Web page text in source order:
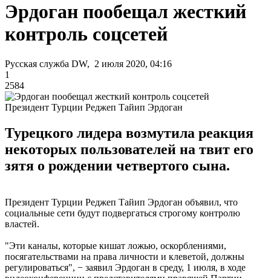
Эрдоган пообещал жесткий
контроль соцсетей
Русская служба DW, 2 июля 2020, 04:16
1
2584
Президент Турции Реджеп Тайип Эрдоган
Турецкого лидера возмутила реакция
некоторых пользователей на твит его
зятя о рождении четвертого сына.
Президент Турции Реджеп Тайип Эрдоган объявил, что
социальные сети будут подвергаться строгому контролю
властей.
"Эти каналы, которые кишат ложью, оскорблениями,
посягательствами на права личности и клеветой, должны
регулироваться", − заявил Эрдоган в среду, 1 июля, в ходе